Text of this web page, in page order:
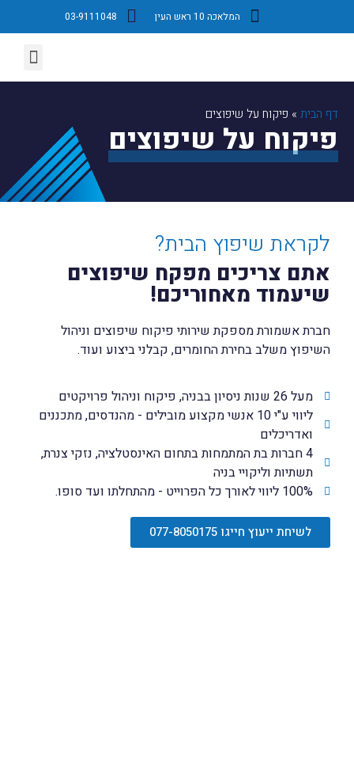
המלאכה 10 ראש העין 03-9111048
דף הבית » פיקוח על שיפוצים
פיקוח על שיפוצים
לקראת שיפוץ הבית?
אתם צריכים מפקח שיפוצים
שיעמוד מאחוריכם!
חברת אשמורת מספקת שירותי פיקוח שיפוצים וניהול
השיפוץ משלב בחירת החומרים, קבלני ביצוע ועוד.
מעל 26 שנות ניסיון בבניה, פיקוח וניהול פרויקטים
ליווי ע"י 10 אנשי מקצוע מובילים - מהנדסים, מתכננים
ואדריכלים
4 חברות בת המתמחות בתחום האינסטלציה, נזקי צנרת,
תשתיות וליקויי בניה
100% ליווי לאורך כל הפרוייט - מהתחלתו ועד סופו.
לשיחת ייעוץ חייגו 077-8050175